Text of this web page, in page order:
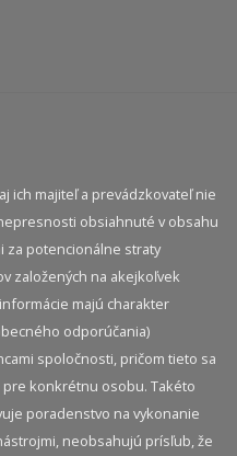
ich majiteľ a prevádzkovateľ nie
obsiahnuté v obsahu
za potencionálne straty
založených na akejkoľvek
majú charakter
odporúčania)
spoločnosti, pričom tieto sa
konkrétnu osobu. Takéto
poradenstvo na vykonanie
neobsahujú prísľub, že